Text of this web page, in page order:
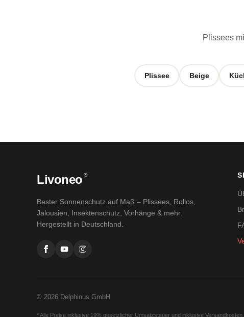
Plissees
Plissee Beige
Livoneo ®
Bester Sonnenschutz auf Maß – Plissees, Rollos,
Jalousien, Insektenschutz, Vorhänge & mehr.
Hergestellt in Deutschland.
© 2026 Delphinus GmbH
* Alle Preise inklusive 19% gesetzlicher Umsatzsteuer und inklusive